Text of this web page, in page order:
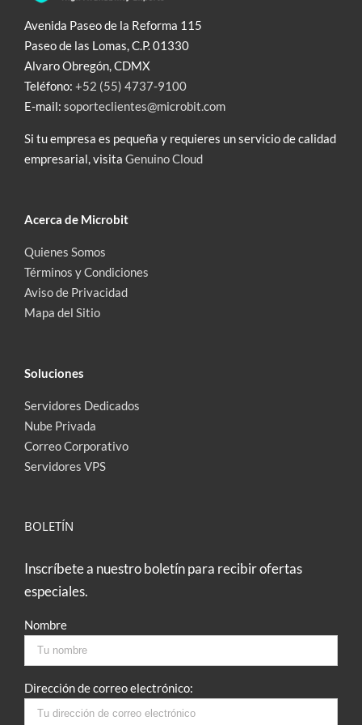
Avenida Paseo de la Reforma 115
Paseo de las Lomas, C.P. 01330
Alvaro Obregón, CDMX
Teléfono: +52 (55) 4737-9100
E-mail: soporteclientes@microbit.com
Si tu empresa es pequeña y requieres un servicio de calidad
empresarial, visita Genuino Cloud
Acerca de Microbit
Quienes Somos
Términos y Condiciones
Aviso de Privacidad
Mapa del Sitio
Soluciones
Servidores Dedicados
Nube Privada
Correo Corporativo
Servidores VPS
BOLETÍN
Inscríbete a nuestro boletín para recibir ofertas
especiales.
Nombre
Dirección de correo electrónico: